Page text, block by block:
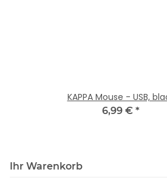
KAPPA Mouse - USB,
6,99 € *
Ihr Warenkorb